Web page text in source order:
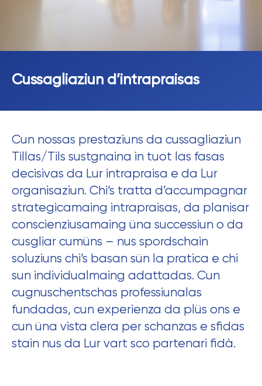
Cussagliaziun d’intrapraisas
Cun nossas prestaziuns da cussagliaziun
Tillas/Tils sustgnaina in tuot las fasas
decisivas da Lur intrapraisa e da Lur
organisaziun. Chi’s tratta d’accumpagnar
strategicamaing intrapraisas, da planisar
conscienziusamaing üna successiun o da
cusgliar cumüns – nus spordschain
soluziuns chi’s basan sün la pratica e chi
sun individualmaing adattadas. Cun
cugnuschentschas professiunalas
fundadas, cun experienza da plüs ons e
cun üna vista clera per schanzas e sfidas
stain nus da Lur vart sco partenari fidà.